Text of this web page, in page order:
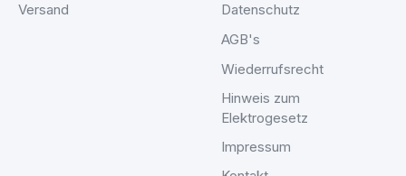
Versand
Datenschutz
AGB's
Wiederrufsrecht
Hinweis zum
Elektrogesetz
Impressum